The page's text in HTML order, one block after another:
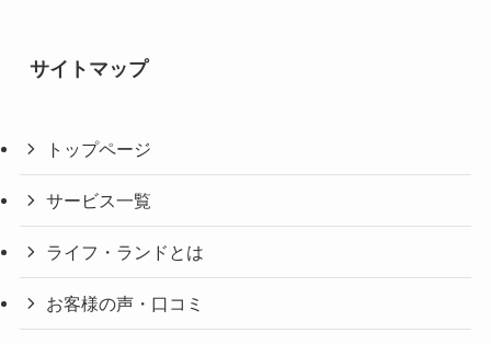
サイトマップ
トップページ
サービス一覧
ライフ・ランドとは
お客様の声・口コミ